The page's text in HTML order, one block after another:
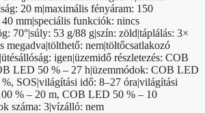
20 m|maximális fényáram: 150
mm|speciális funkciók: nincs
70°|súly: 53 g/88 g|szín: zöld|táplálás: 3×
nem|töltőcsatlakozó
igen|üzemidő részletezés: COB
LED 50 % – 27 h|üzemmódok: COB LED
SOS|világítási idő: 8–27 óra|világítási
% – 20 m, COB LED 50 % – 10
száma: 3|vízálló: nem